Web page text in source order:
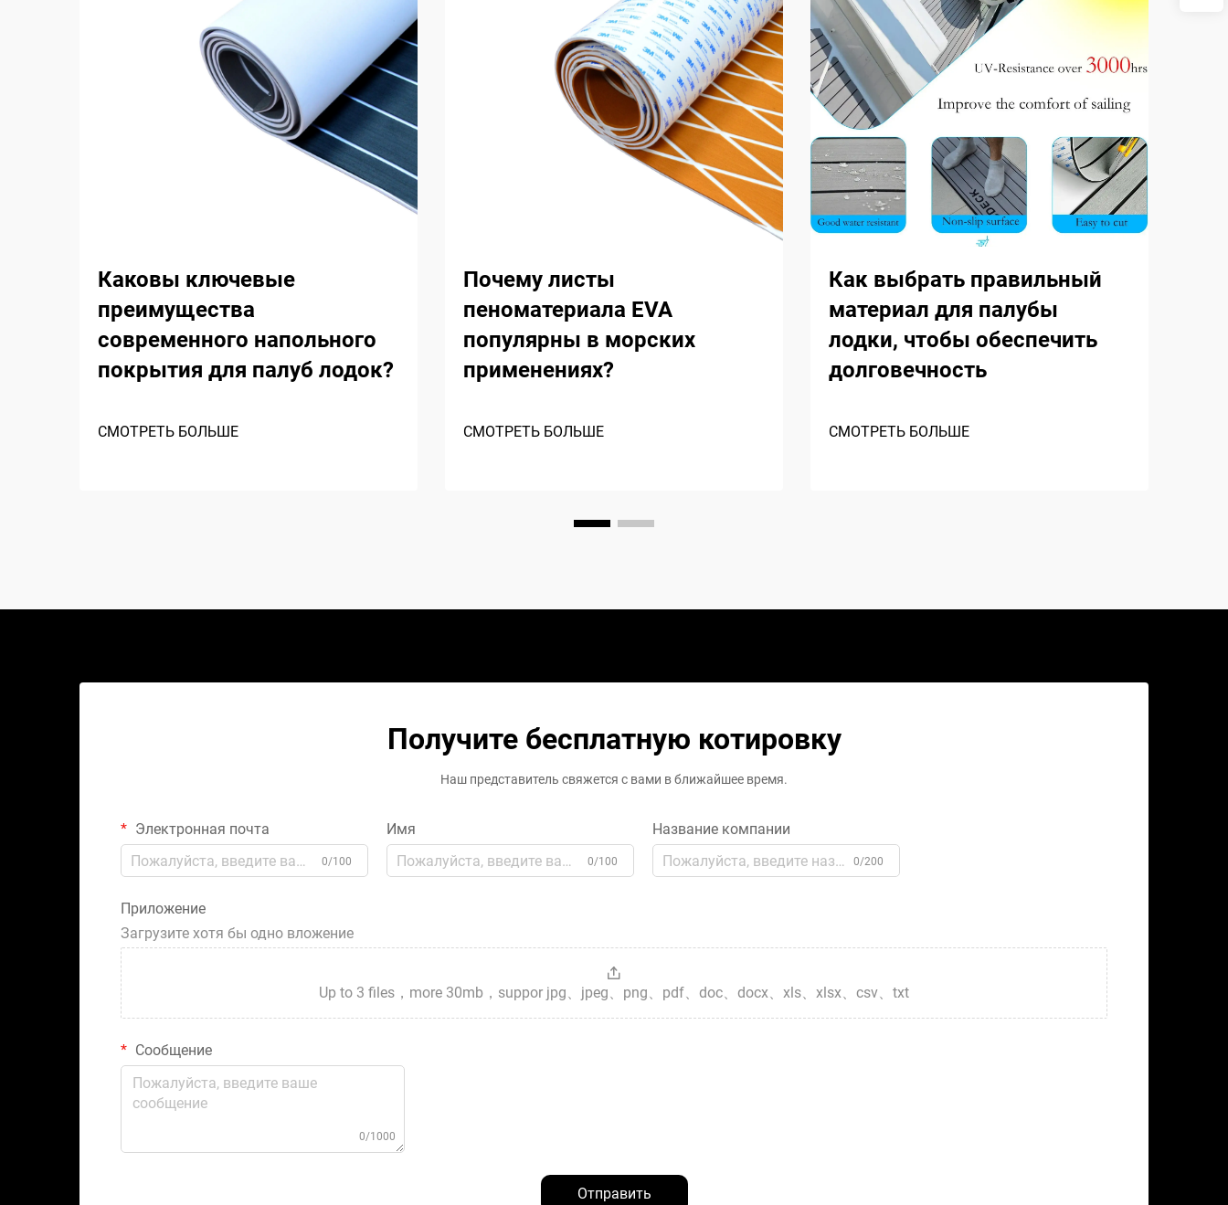
Каковы ключевые
преимущества
современного напольного
покрытия для палуб лодок?
СМОТРЕТЬ БОЛЬШЕ
Почему листы
пеноматериала EVA
популярны в морских
применениях?
СМОТРЕТЬ БОЛЬШЕ
Как выбрать правильный
материал для палубы
лодки, чтобы обеспечить
долговечность
СМОТРЕТЬ БОЛЬШЕ
Получите бесплатную котировку
Наш представитель свяжется с вами в ближайшее время.
Электронная почта
0/100
Имя
0/100
Название компании
0/200
Приложение
Загрузите хотя бы одно вложение
Up to 3 files，more 30mb，suppor jpg、jpeg、png、pdf、doc、docx、xls、xlsx、csv、txt
Сообщение
0/1000
Отправить